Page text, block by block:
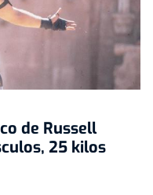
de Russell
25 kilos